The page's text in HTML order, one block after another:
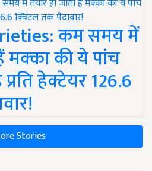
कम समय में
मक्का की ये पांच
हेक्टेयर 126.6
Stories